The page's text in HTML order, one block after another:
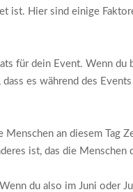
ist. Hier sind einige
für dein Event. Wenn
es während des
an diesem Tag
ist, das die Menschen
du also im Juni oder